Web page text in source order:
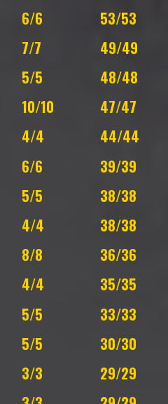
6/6
53/53
7/7
49/49
5/5
48/48
10/10
47/47
4/4
44/44
6/6
39/39
5/5
38/38
4/4
38/38
8/8
36/36
4/4
35/35
5/5
33/33
5/5
30/30
3/3
29/29